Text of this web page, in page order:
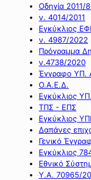
Οδηγία 2011/
ν. 4014/2011
Εγκύκλιος
ν. 4987/2022
Πρόγραμμα
ν.4738/2020
Έγγραφο ΥΠ.
Ο.Α.Ε.Δ.
Εγκύκλιος
ΤΠΣ - ΕΠΣ
Εγκύκλιος
Δαπάνες
Γενικό
Εγκύκλιος
Εθνικό
Υ.Α. 70965/